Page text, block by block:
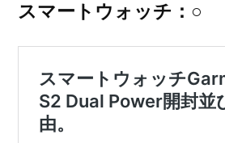
スマートウォッチ：○